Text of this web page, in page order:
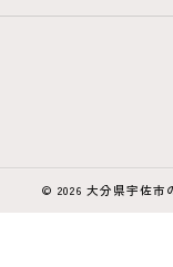
© 2026 大分県宇佐市